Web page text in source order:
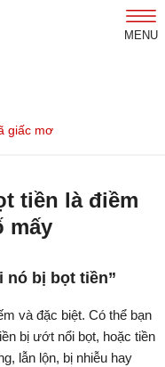
MENU
giấc mơ
tiền là điềm
mấy
nó bị bọt tiền”
và đặc biệt. Có thể bạn
bị ướt nổi bọt, hoặc tiền
lẫn lộn, bị nhiễu hay